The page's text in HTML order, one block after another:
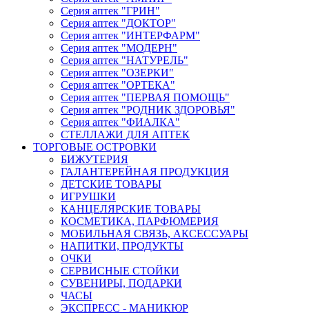
Серия аптек "ГРИН"
Серия аптек "ДОКТОР"
Серия аптек "ИНТЕРФАРМ"
Серия аптек "МОДЕРН"
Серия аптек "НАТУРЕЛЬ"
Серия аптек "ОЗЕРКИ"
Серия аптек "ОРТЕКА"
Серия аптек "ПЕРВАЯ ПОМОЩЬ"
Серия аптек "РОДНИК ЗДОРОВЬЯ"
Серия аптек "ФИАЛКА"
СТЕЛЛАЖИ ДЛЯ АПТЕК
ТОРГОВЫЕ ОСТРОВКИ
БИЖУТЕРИЯ
ГАЛАНТЕРЕЙНАЯ ПРОДУКЦИЯ
ДЕТСКИЕ ТОВАРЫ
ИГРУШКИ
КАНЦЕЛЯРСКИЕ ТОВАРЫ
КОСМЕТИКА, ПАРФЮМЕРИЯ
МОБИЛЬНАЯ СВЯЗЬ, АКСЕССУАРЫ
НАПИТКИ, ПРОДУКТЫ
ОЧКИ
СЕРВИСНЫЕ СТОЙКИ
СУВЕНИРЫ, ПОДАРКИ
ЧАСЫ
ЭКСПРЕСС - МАНИКЮР